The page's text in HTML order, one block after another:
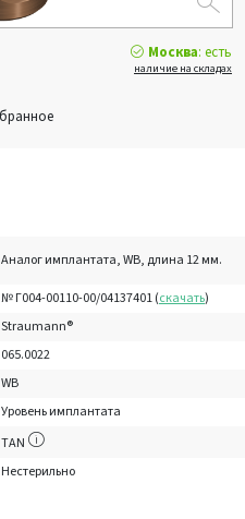
Аналог имплантата, WB, длина 12 мм.
№ Г004-00110-00/04137401 (скачать)
Straumann®
065.0022
WB
Уровень имплантата
TAN
Нестерильно
Москва: есть
наличие на складах